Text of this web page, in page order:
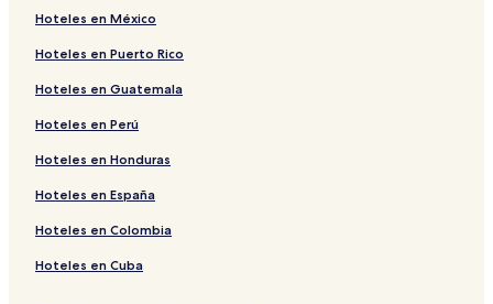
Hoteles en México
Hoteles en Puerto Rico
Hoteles en Guatemala
Hoteles en Perú
Hoteles en Honduras
Hoteles en España
Hoteles en Colombia
Hoteles en Cuba